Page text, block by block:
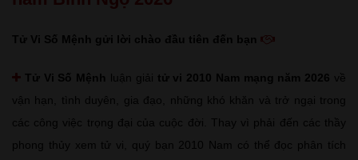
Tử Vi Số Mệnh gửi lời chào đầu tiên đến bạn
Tử Vi Số Mệnh luận giải tử vi 2010 Nam mạng năm 2026 về
vận hạn, tình duyên, gia đạo, những khó khăn và trở ngại trong
các công việc trọng đại của cuộc đời. Thay vì phải đến các thầy
phong thủy xem tử vi, quý bạn 2010 Nam có thể đọc phân tích